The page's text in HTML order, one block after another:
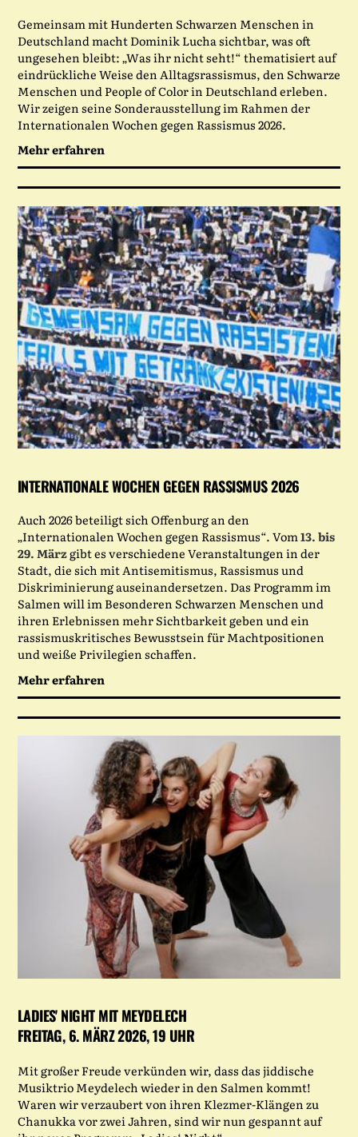
Gemeinsam mit Hunderten Schwarzen Menschen in
Deutschland macht Dominik Lucha sichtbar, was oft
ungesehen bleibt: „Was ihr nicht seht!“ thematisiert auf
eindrückliche Weise den Alltagsrassismus, den Schwarze
Menschen und People of Color in Deutschland erleben.
Wir zeigen seine Sonderausstellung im Rahmen der
Internationalen Wochen gegen Rassismus 2026.
Mehr erfahren
INTERNATIONALE WOCHEN GEGEN RASSISMUS 2026
Auch 2026 beteiligt sich Offenburg an den
„Internationalen Wochen gegen Rassismus“. Vom13. bis
29. Märzgibt es verschiedene Veranstaltungen in der
Stadt, die sich mit Antisemitismus, Rassismus und
Diskriminierung auseinandersetzen. Das Programm im
Salmen will im Besonderen Schwarzen Menschen und
ihren Erlebnissen mehr Sichtbarkeit geben und ein
rassismuskritisches Bewusstsein für Machtpositionen
und weiße Privilegien schaffen.
Mehr erfahren
LADIES' NIGHT MIT MEYDELECH
FREITAG, 6. MÄRZ 2026, 19 UHR
Mit großer Freude verkünden wir, dass das jiddische
Musiktrio Meydelech wieder in den Salmen kommt!
Waren wir verzaubert von ihren Klezmer-Klängen zu
Chanukka vor zwei Jahren, sind wir nun gespannt auf